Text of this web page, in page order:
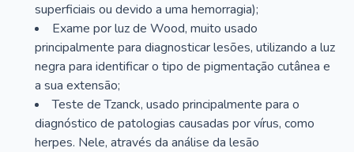
superficiais ou devido a uma hemorragia);
Exame por luz de Wood, muito usado
principalmente para diagnosticar lesões, utilizando a luz
negra para identificar o tipo de pigmentação cutânea e
a sua extensão;
Teste de Tzanck, usado principalmente para o
diagnóstico de patologias causadas por vírus, como
herpes. Nele, através da análise da lesão